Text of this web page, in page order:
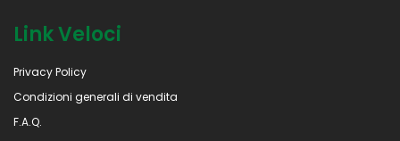
Link Veloci
Privacy Policy
Condizioni generali di vendita
F.A.Q.